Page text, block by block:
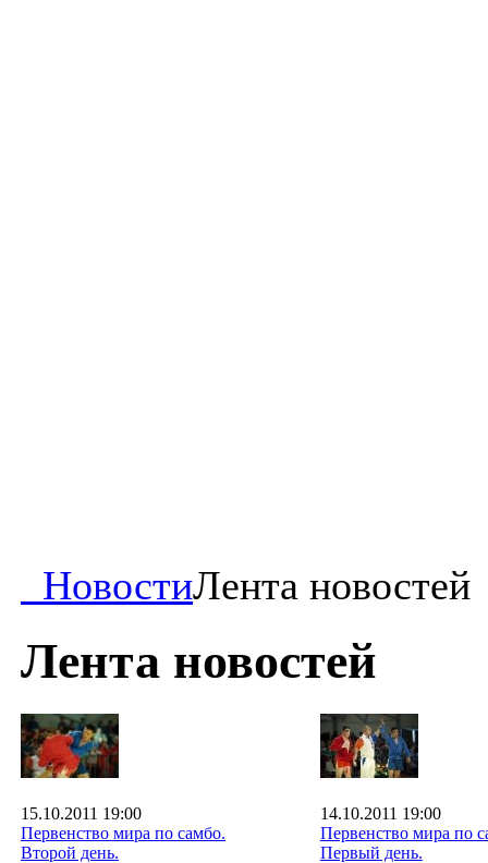
НовостиЛента новостей
Лента новостей
15.10.2011 19:00
Первенство мира по самбо.
Второй день.
14.10.2011 19:00
Первенство мира по
Первый день.